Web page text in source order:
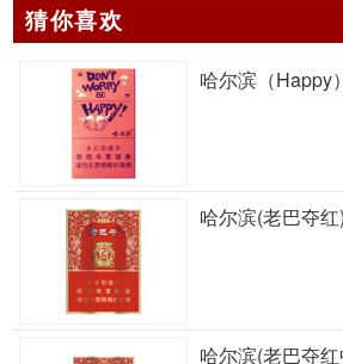
猜你喜欢
哈尔滨（Happy）
哈尔滨(老巴夺
哈尔滨(老巴夺